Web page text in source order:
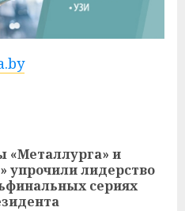
«Металлурга» и
упрочили лидерство
сериях